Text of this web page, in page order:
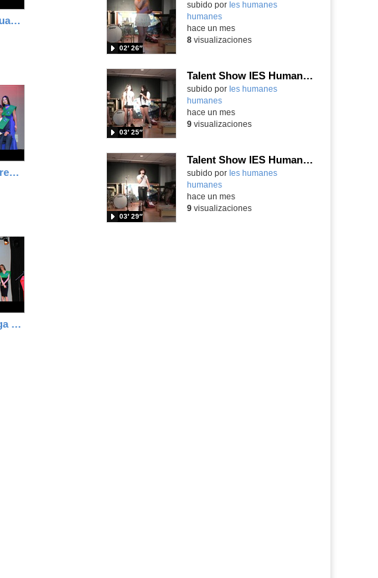
Graduación de 4ªESO. Actuación de Erica Pérez
Graduación de 4ªESO. Entrega de bandas 4ºC
Graduación 4º ESO. Entrega de bandas 4ºA
subido por Ies humanes
humanes
02′ 26″
-
hace un mes
8visualizaciones
Talent Show IES Humanes
subido por Ies humanes
humanes
03′ 25″
-
hace un mes
9visualizaciones
Talent Show IES Humanes
subido por Ies humanes
humanes
03′ 29″
-
hace un mes
9visualizaciones